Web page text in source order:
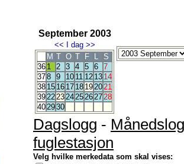
September 2003
<< I dag >>
M T O T F L
S
36 1 2 3 4 5 6 7
378 9 10 11 12 13 14
38 15 16 17 18 192021
3922232425262728
402930
Dagslogg -
fuglestasjon
Velg hvilke merkedata som skal vises: